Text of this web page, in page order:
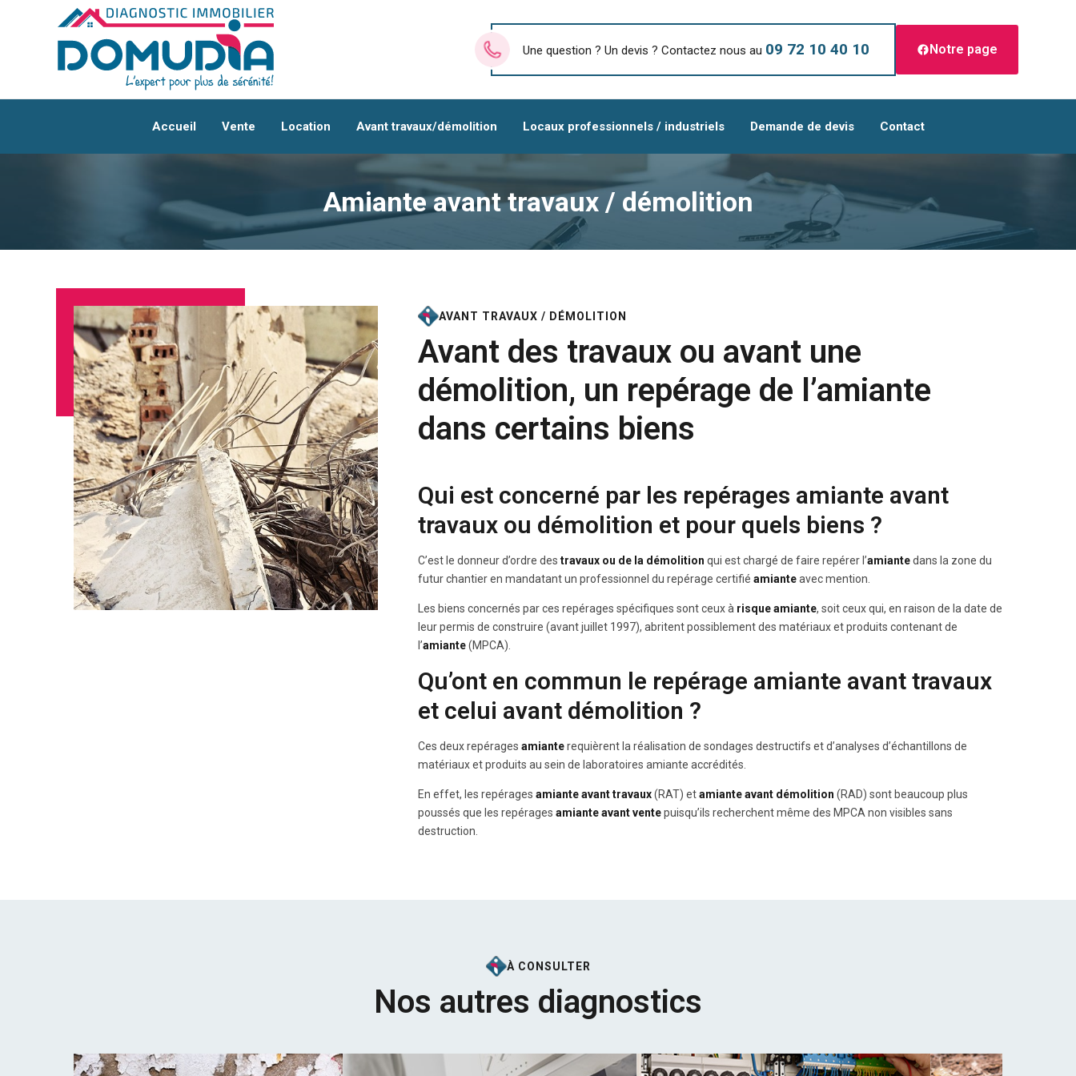
Une question ? Un devis ? Contactez nous au 09 72 10 40 10 Notre page
Accueil Vente Location Avant travaux/démolition Locaux professionnels / industriels Demande de devis Contact
Amiante avant travaux / démolition
AVANT TRAVAUX / DÉMOLITION
Avant des travaux ou avant une
démolition, un repérage de l’amiante
dans certains biens
Qui est concerné par les repérages amiante avant
travaux ou démolition et pour quels biens ?
C’est le donneur d’ordre des travaux ou de la démolition qui est chargé de faire repérer l’amiantedans la zone du
futur chantier en mandatant un professionnel du repérage certifié amianteavec mention.
Les biens concernés par ces repérages spécifiques sont ceux à risque amiante, soit ceux qui, en raison de la date de
leur permis de construire (avant juillet 1997), abritent possiblement des matériaux et produits contenant de
l’amiante(MPCA).
Qu’ont en commun le repérage amiante avant travaux
et celui avant démolition ?
Ces deux repérages amianterequièrent la réalisation de sondages destructifs et d’analyses d’échantillons de
matériaux et produits au sein de laboratoires amiante accrédités.
En effet, les repérages amiante avant travaux(RAT) etamiante avant démolition (RAD) sont beaucoup plus
poussés que les repérages amiante avant ventepuisqu’ils recherchent même des MPCA non visibles sans
destruction.
À CONSULTER
Nos autres diagnostics